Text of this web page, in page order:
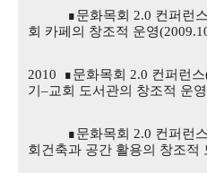
∎문화목회 2.0 컨퍼런스
회 카페의 창조적 운영
2010 ∎문화목회 2.0 컨퍼런스
기 –교회 도서관의 창조적 운영
∎문화목회 2.0 컨퍼런스
회건축과 공간 활용의 창조적